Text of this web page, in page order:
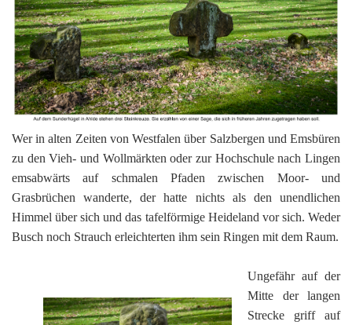
Wer in alten Zeiten von Westfalen über Salzbergen und Emsbüren
zu den Vieh- und Wollmärkten oder zur Hochschule nach Lingen
emsabwärts auf schmalen Pfaden zwischen Moor- und
Grasbrüchen wanderte, der hatte nichts als den unendlichen
Himmel über sich und das tafelförmige Heideland vor sich. Weder
Busch noch Strauch erleichterten ihm sein Ringen mit dem Raum.
Ungefähr auf der
Mitte der langen
Strecke griff auf